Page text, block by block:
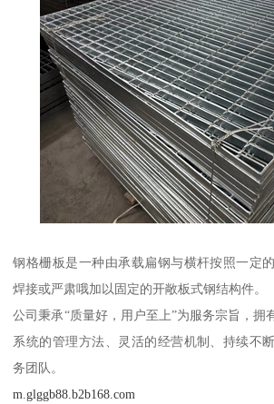
钢格栅板是一种由承载扁钢与横杆按照一定
焊接或严肃哦加以固定的开敞板式钢结构件。
公司秉承“质量好，用户至上”为服务宗旨，拥
系统的管理方法、灵活的经营机制、持续不
务团队。
m.glggb88.b2b168.com